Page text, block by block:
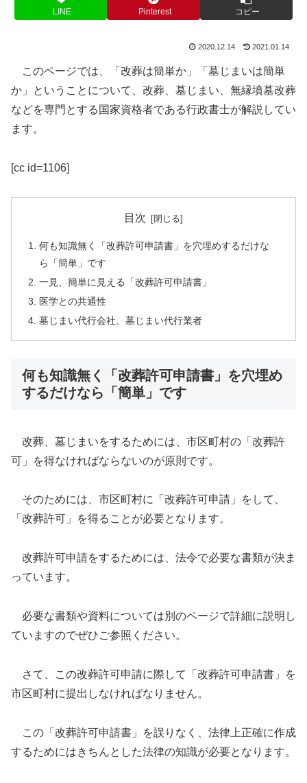
LINE Pinterest コピー
2020.12.14 2021.01.14
このページでは、「改葬は簡単か」「墓じまいは簡単
か」ということについて、改葬、墓じまい、無縁墳墓改葬
などを専門とする国家資格者である行政書士が解説してい
ます。
[cc id=1106]
目次
何も知識無く「改葬許可申請書」を穴埋めするだけな
ら「簡単」です
一見、簡単に見える「改葬許可申請書」
医学との共通性
墓じまい代行会社、墓じまい代行業者
何も知識無く「改葬許可申請書」を穴埋め
するだけなら「簡単」です
改葬、墓じまいをするためには、市区町村の「改葬許
可」を得なければならないのが原則です。
そのためには、市区町村に「改葬許可申請」をして、
「改葬許可」を得ることが必要となります。
改葬許可申請をするためには、法令で必要な書類が決ま
っています。
必要な書類や資料については別のページで詳細に説明し
ていますのでぜひご参照ください。
さて、この改葬許可申請に際して「改葬許可申請書」を
市区町村に提出しなければなりません。
この「改葬許可申請書」を誤りなく、法律上正確に作成
するためにはきちんとした法律の知識が必要となります。